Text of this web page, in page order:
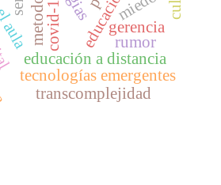
educación a distancia
covid-19
tecnologías emergentes
gerencia
transcomplejidad
rumor